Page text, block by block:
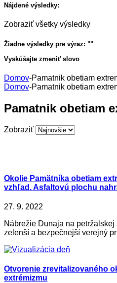
Nájdené výsledky:
Zobraziť všetky výsledky
Žiadne výsledky pre výraz: ""
Vyskúšajte zmeniť slovo
Domov-Pamatnik obetiam
Domov-Pamatnik obetiam
Pamatnik obetiam
Zobraziť
Okolie Pamätníka obetiam
vzhľad. Asfaltovú plochu
27. 9. 2022
Nábrežie Dunaja na
zelenší a bezpečnejší verejný
Otvorenie zrevitalizovaného
extrémizmu